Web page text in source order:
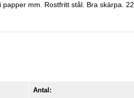
papper mm. Rostfritt stål. Bra skärpa. 22
Antal: